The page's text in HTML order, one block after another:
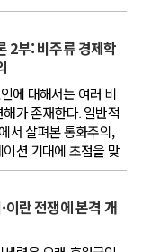
2부: 비주류 경제학
에 대해서는 여러 비
가 존재한다. 일반적
서 살펴본 통화주의,
션 기대에 초점을 맞
설명을 비판한다. 비주
의 부문별 구조에 주
에서 가격 급등을 일
화를 통해 그것이 경
이란 전쟁에 본격 개